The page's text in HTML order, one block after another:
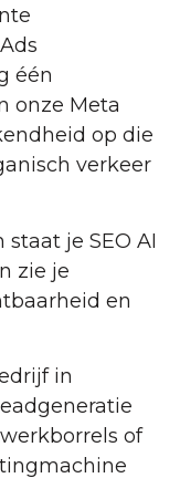
één
onze Meta
op die
verkeer
je SEO AI
zie je
en
in
of